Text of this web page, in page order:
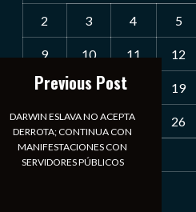
2 3 4 5
9 10 11 12
16 17 18 19
23 24 25 26
30 31
Previous Post
DARWIN ESLAVA NO ACEPTA
DERROTA; CONTINUA CON
MANIFESTACIONES CON
SERVIDORES PÚBLICOS